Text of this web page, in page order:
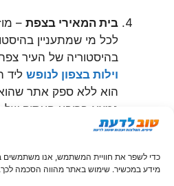
כדי לשפר את חוויית המשתמש, אנו משתמשים
מידע במכשיר. שימוש באתר מהווה הסכמה לכך.
בית המאירי בצפת –
לכל מי שמתעניין
בהיסטוריה של העיר
וילות בצפון לנופש ליד
הוא ללא ספק אתר
נמצא ברובע העתיק של
סמטאות יפהפיות. הוא
זקני צפת ותקופות
היום יום, ללבוש, לכלי